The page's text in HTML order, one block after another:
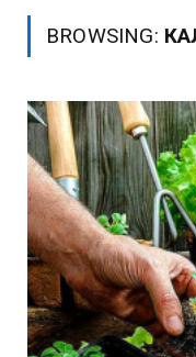
BROWSING: